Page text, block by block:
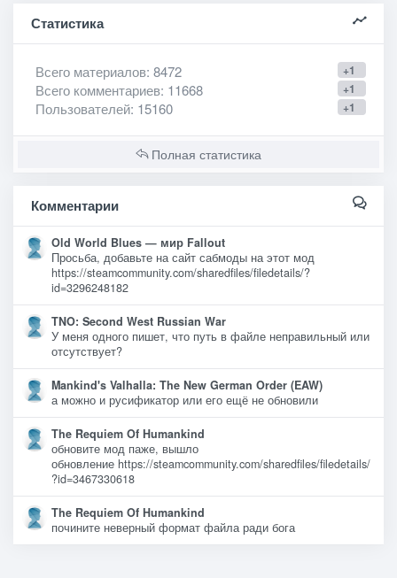
Статистика
+1
Всего материалов: 8472
+1
Всего комментариев: 11668
+1
Пользователей: 15160
Полная статистика
Комментарии
Old World Blues — мир Fallout
Просьба, добавьте на сайт сабмоды на этот мод
https://steamcommunity.com/sharedfiles/filedetails/?
id=3296248182
TNO: Second West Russian War
У меня одного пишет, что путь в файле неправильный или
отсутствует?
Mankind's Valhalla: The New German Order (EAW)
а можно и русификатор или его ещё не обновили
The Requiem Of Humankind
обновите мод паже, вышло
обновление https://steamcommunity.com/sharedfiles/filedetails/
?id=3467330618
The Requiem Of Humankind
почините неверный формат файла ради бога